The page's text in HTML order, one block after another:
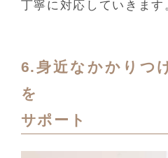
丁寧に対応していきます
6.身近なかかりつ
を
サポート